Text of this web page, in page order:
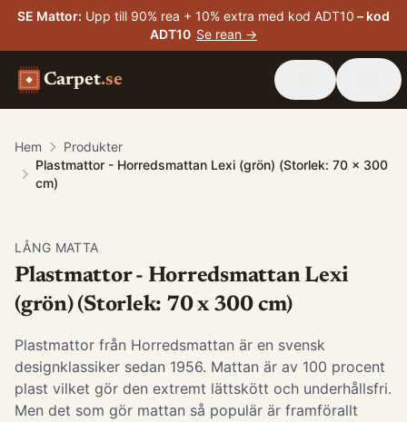
SE Mattor: Upp till 90% rea + 10% extra med kod ADT10 – kod
ADT10 Se rean →
Carpet.se
Hem
Produkter
Plastmattor - Horredsmattan Lexi (grön) (Storlek: 70 x 300
cm)
LÅNG MATTA
Plastmattor - Horredsmattan Lexi
(grön) (Storlek: 70 x 300 cm)
Plastmattor från Horredsmattan är en svensk
designklassiker sedan 1956. Mattan är av 100 procent
plast vilket gör den extremt lättskött och underhållsfri.
Men det som gör mattan så populär är framförallt